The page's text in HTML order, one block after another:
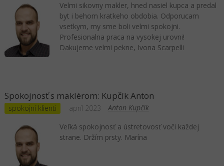
Velmi sikovny makler, hned nasiel kupca a predal
byt i behom kratkeho obdobia. Odporucam
vsetkym, my sme boli velmi spokojni.
Profesionalna praca na vysokej urovni!
Dakujeme velmi pekne, Ivona Scarpelli
Spokojnosť s maklérom: Kupčík Anton
spokojní klienti Anton Kupčík
apríl 2023
Veľká spokojnosť a ústretovosť voči každej
strane. Držím prsty. Marína